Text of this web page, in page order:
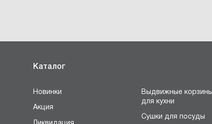
Каталог
Новинки
Акция
Выдвижные корзины
для кухни
Сушки для посуды